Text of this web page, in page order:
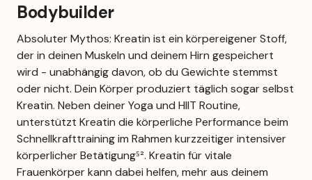
Bodybuilder
Absoluter Mythos: Kreatin ist ein körpereigener Stoff,
der in deinen Muskeln und deinem Hirn gespeichert
wird - unabhängig davon, ob du Gewichte stemmst
oder nicht. Dein Körper produziert täglich sogar selbst
Kreatin. Neben deiner Yoga und HIIT Routine,
unterstützt Kreatin die körperliche Performance beim
Schnellkrafttraining im Rahmen kurzzeitiger intensiver
körperlicher Betätigung⁵². Kreatin für vitale
Frauenkörper kann dabei helfen, mehr aus deinem